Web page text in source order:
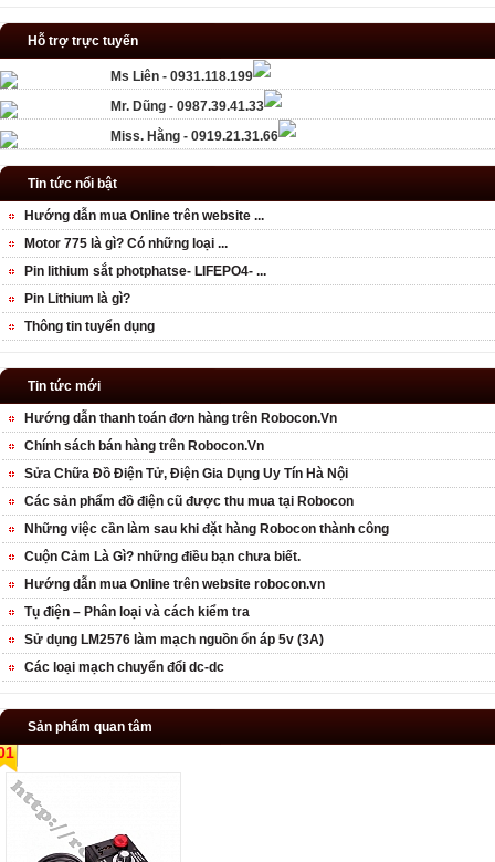
Hỗ trợ trực tuyến
Ms Liên - 0931.118.199
Mr. Dũng - 0987.39.41.33
Miss. Hằng - 0919.21.31.66
Tin tức nổi bật
Hướng dẫn mua Online trên website ...
Motor 775 là gì? Có những loại ...
Pin lithium sắt photphatse- LIFEPO4- ...
Pin Lithium là gì?
Thông tin tuyển dụng
Tin tức mới
Hướng dẫn thanh toán đơn hàng trên Robocon.Vn
Chính sách bán hàng trên Robocon.Vn
Sửa Chữa Đồ Điện Tử, Điện Gia Dụng Uy Tín Hà Nội
Các sản phẩm đồ điện cũ được thu mua tại Robocon
Những việc cần làm sau khi đặt hàng Robocon thành công
Cuộn Cảm Là Gì? những điều bạn chưa biết.
Hướng dẫn mua Online trên website robocon.vn
Tụ điện – Phân loại và cách kiểm tra
Sử dụng LM2576 làm mạch nguồn ổn áp 5v (3A)
Các loại mạch chuyển đổi dc-dc
Sản phẩm quan tâm